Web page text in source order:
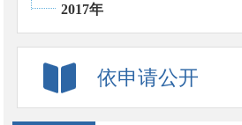
2017年
依申请公开